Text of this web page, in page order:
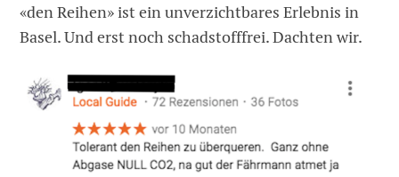
«den Reihen» ist ein unverzichtbares Erlebnis in
Basel. Und erst noch schadstofffrei. Dachten wir.